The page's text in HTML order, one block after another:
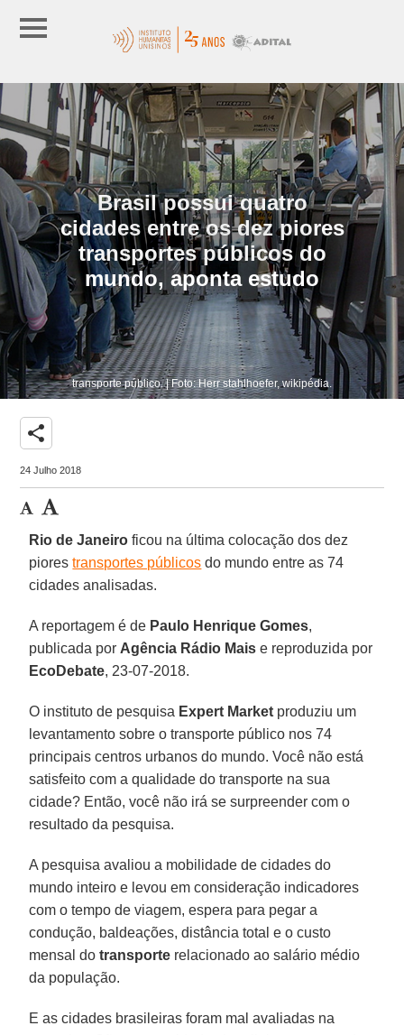
Brasil possui quatro
cidades entre os dez piores
transportes públicos do
mundo, aponta estudo
transporte público. | Foto: Herr stahlhoefer, wikipédia.
share
24 Julho 2018
Rio de Janeiro ficou na última colocação dos dez
piorestransportes públicos do mundo entre as 74
cidades analisadas.
A reportagem é de Paulo Henrique Gomes,
publicada por Agência Rádio Mais e reproduzida por
EcoDebate, 23-07-2018.
O instituto de pesquisa Expert Market produziu um
levantamento sobre o transporte público nos 74
principais centros urbanos do mundo. Você não está
satisfeito com a qualidade do transporte na sua
cidade? Então, você não irá se surpreender com o
resultado da pesquisa.
A pesquisa avaliou a mobilidade de cidades do
mundo inteiro e levou em consideração indicadores
com o tempo de viagem, espera para pegar a
condução, baldeações, distância total e o custo
mensal dotransporte relacionado ao salário médio
da população.
E as cidades brasileiras foram mal avaliadas na